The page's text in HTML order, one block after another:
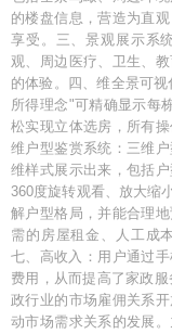
的楼盘信息，营造为直
享受。三、景观展示系
观、周边医疗、卫生、
的体验。四、维全景可
所得理念"可精确显示每
松实现立体选房，所有
维户型鉴赏系统：三维
维样式展示出来，包括
360度旋转观看、放大缩
解户型格局，并能合理
需的房屋租金、人工成
七、高收入：用户通过
费用，从而提高了家政
政行业的市场雇佣关系
动市场需求关系的发展